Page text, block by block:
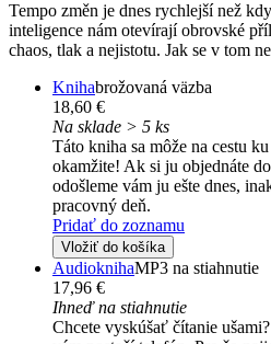
Tempo změn je dnes rychlejší než
inteligence nám otevírají obrovské
chaos, tlak a nejistotu. Jak se v tom
Knihabrožovaná väzba
18,60 €
Na sklade > 5 ks
Táto kniha sa môže na cestu
okamžite! Ak si ju objednáte
odošleme vám ju ešte dnes,
pracovný deň.
Pridať do zoznamu
Vložiť do košíka
AudioknihaMP3 na stiahnutie
17,96 €
Ihneď na stiahnutie
Chcete vyskúšať čítanie